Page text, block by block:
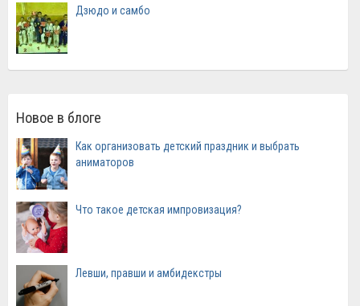
Дзюдо и самбо
Новое в блоге
Как организовать детский праздник и выбрать
аниматоров
Что такое детская импровизация?
Левши, правши и амбидекстры